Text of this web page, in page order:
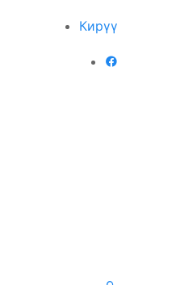
Кирүү